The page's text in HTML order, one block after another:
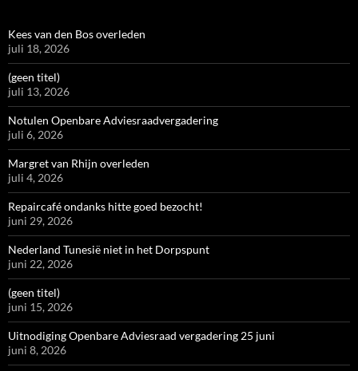
Kees van den Bos overleden
juli 18, 2026
(geen titel)
juli 13, 2026
Notulen Openbare Adviesraadvergadering
juli 6, 2026
Margret van Rhijn overleden
juli 4, 2026
Repaircafé ondanks hitte goed bezocht!
juni 29, 2026
Nederland Tunesië niet in het Dorpspunt
juni 22, 2026
(geen titel)
juni 15, 2026
Uitnodiging Openbare Adviesraad vergadering 25 juni
juni 8, 2026